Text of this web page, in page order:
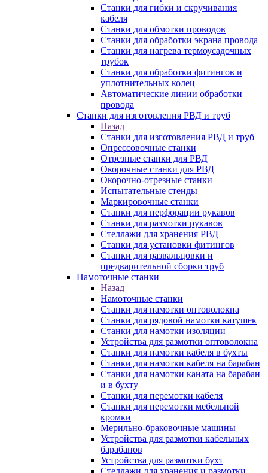
Станки для гибки и скручивания
кабеля
Станки для обмотки проводов
Станки для обработки экрана провода
Станки для нагрева термоусадочных
трубок
Станки для обработки фитингов и
уплотнительных колец
Автоматические линии обработки
провода
Станки для изготовления РВД и труб
Назад
Станки для изготовления РВД и труб
Опрессовочные станки
Отрезные станки для РВД
Окорочные станки для РВД
Окорочно-отрезные станки
Испытательные стенды
Маркировочные станки
Станки для перфорации рукавов
Станки для размотки рукавов
Стеллажи для хранения РВД
Станки для установки фитингов
Станки для развальцовки и
предварительной сборки труб
Намоточные станки
Назад
Намоточные станки
Станки для намотки оптоволокна
Станки для рядовой намотки катушек
Станки для намотки изоляции
Устройства для размотки оптоволокна
Станки для намотки кабеля в бухты
Станки для намотки кабеля на барабан
Станки для намотки каната на барабан
и в бухту
Станки для перемотки кабеля
Станки для перемотки мебельной
кромки
Мерильно-браковочные машины
Устройства для размотки кабельных
барабанов
Устройства для размотки бухт
Стеллажи для хранения и размотки